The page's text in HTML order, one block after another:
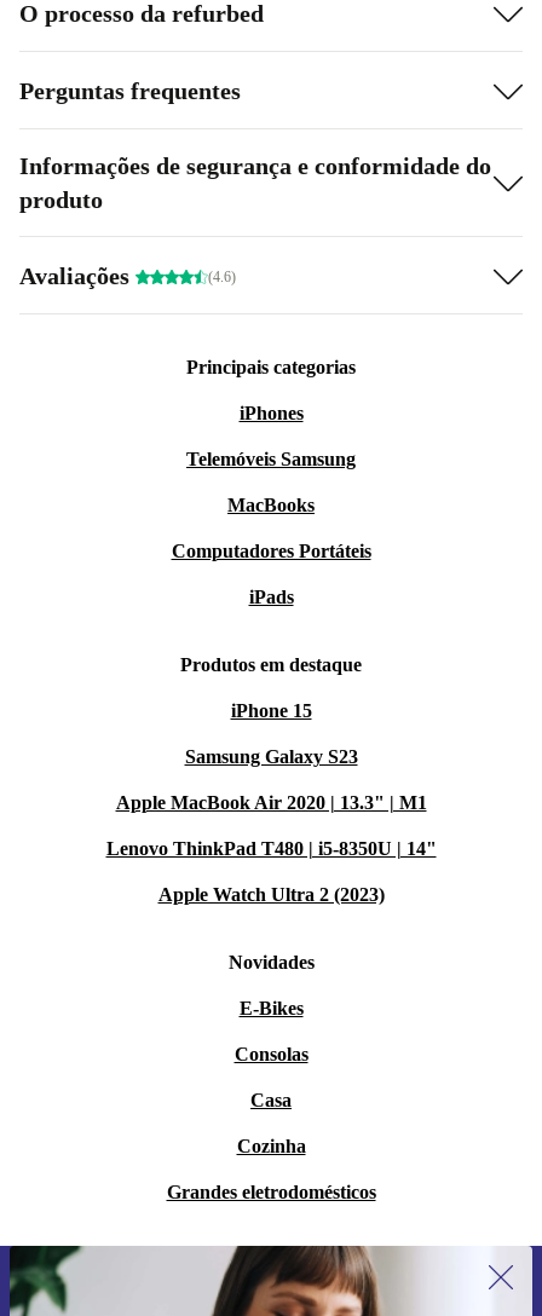
O processo da refurbed
Perguntas frequentes
Informações de segurança e conformidade do
produto
Avaliações (4.6)
Principais categorias
iPhones
Telemóveis Samsung
MacBooks
Computadores Portáteis
iPads
Produtos em destaque
iPhone 15
Samsung Galaxy S23
Apple MacBook Air 2020 | 13.3" | M1
Lenovo ThinkPad T480 | i5-8350U | 14"
Apple Watch Ultra 2 (2023)
Novidades
E-Bikes
Consolas
Casa
Cozinha
Grandes eletrodomésticos
Subscreve a nossa newsletter pela